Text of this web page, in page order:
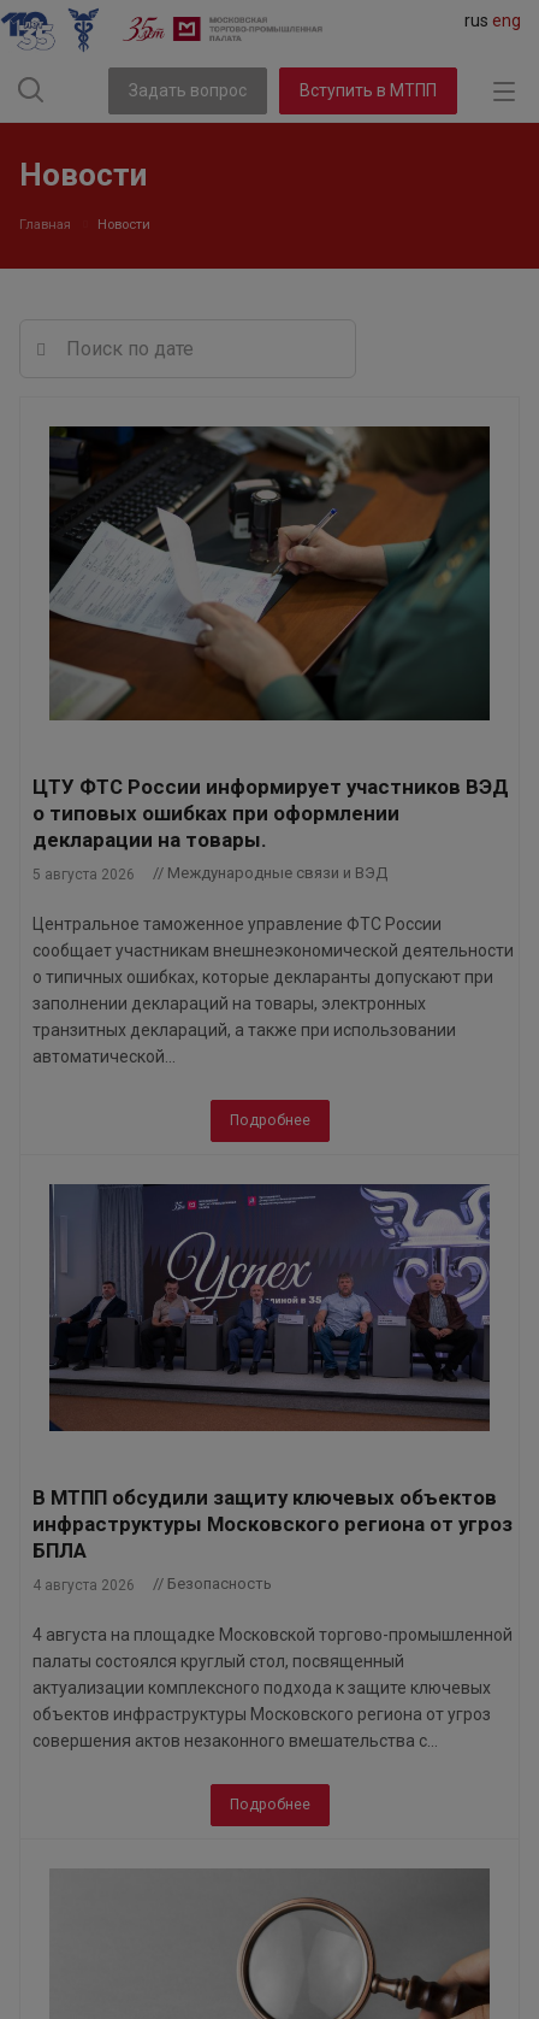
rus eng
Задать вопрос Вступить в МТПП
Новости
Главная Новости
ЦТУ ФТС России информирует участников ВЭД
о типовых ошибках при оформлении
декларации на товары.
5 августа 2026 // Международные связи и ВЭД
Центральное таможенное управление ФТС России
сообщает участникам внешнеэкономической деятельности
о типичных ошибках, которые декларанты допускают при
заполнении деклараций на товары, электронных
транзитных деклараций, а также при использовании
автоматической...
Подробнее
В МТПП обсудили защиту ключевых объектов
инфраструктуры Московского региона от угроз
БПЛА
4 августа 2026 // Безопасность
4 августа на площадке Московской торгово-промышленной
палаты состоялся круглый стол, посвященный
актуализации комплексного подхода к защите ключевых
объектов инфраструктуры Московского региона от угроз
совершения актов незаконного вмешательства с...
Подробнее